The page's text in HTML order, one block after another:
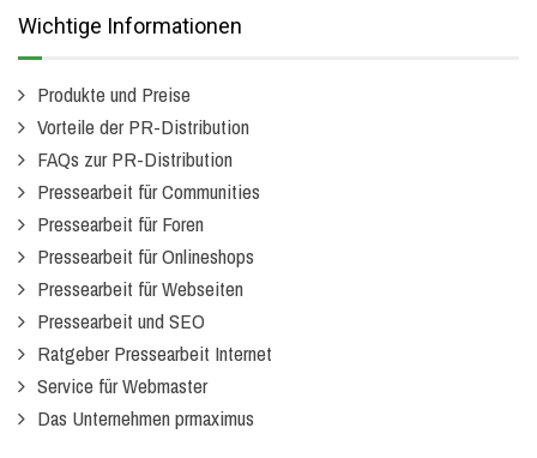
Wichtige Informationen
Produkte und Preise
Vorteile der PR-Distribution
FAQs zur PR-Distribution
Pressearbeit für Communities
Pressearbeit für Foren
Pressearbeit für Onlineshops
Pressearbeit für Webseiten
Pressearbeit und SEO
Ratgeber Pressearbeit Internet
Service für Webmaster
Das Unternehmen prmaximus